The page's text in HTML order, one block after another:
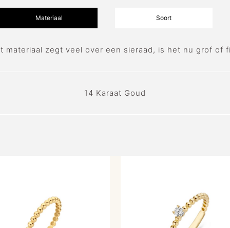
Materiaal Soort
materiaal zegt veel over een sieraad, is het nu grof of
14 Karaat Goud